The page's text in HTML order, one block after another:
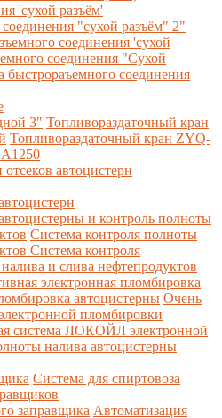
'сухой разъём'
"сухой разъём" 2"
соединения 'сухой
соединения "Сухой
соединения
3" Топливораздаточный кран
Топливораздаточный кран ZYQ-
автоцистерн
и контроль полноты
Система контроля полноты
Система контроля
и слива нефтепродуктов
электронная пломбировка
автоцистерны Очень
пломбировки
система ЛОКОЙЛ электронной
налива автоцистерны
Система для спиртовоза
заправщика Автоматизация